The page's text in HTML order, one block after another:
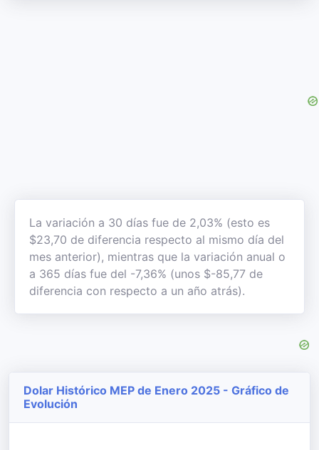
La variación a 30 días fue de 2,03% (esto es
$23,70 de diferencia respecto al mismo día del
mes anterior), mientras que la variación anual o
a 365 días fue del -7,36% (unos $-85,77 de
diferencia con respecto a un año atrás).
Dolar Histórico MEP de Enero 2025 - Gráfico de
Evolución